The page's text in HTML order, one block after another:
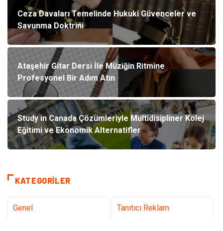
Ceza Davaları Temelinde Hukuki Güvenceler ve
Savunma Doktrini
Ataşehir Gitar Dersi İle Müziğin Ritmine
Profesyonel Bir Adım Atın
Study in Canada Çözümleriyle Multidisipliner Kolej
Eğitimi ve Ekonomik Alternatifler
KATEGORILER
Genel Tanıtıcı Reklam